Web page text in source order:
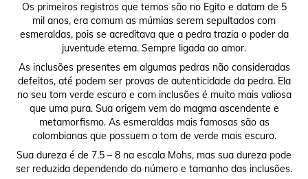
Os primeiros registros que temos são no Egito e datam de 5
mil anos, era comum as múmias serem sepultados com
esmeraldas, pois se acreditava que a pedra trazia o poder da
juventude eterna. Sempre ligada ao amor.
As inclusões presentes em algumas pedras não consideradas
defeitos, até podem ser provas de autenticidade da pedra. Ela
no seu tom verde escuro e com inclusões é muito mais valiosa
que uma pura. Sua origem vem do magma ascendente e
metamorfismo. As esmeraldas mais famosas são as
colombianas que possuem o tom de verde mais escuro.
Sua dureza é de 7.5 – 8 na escala Mohs, mas sua dureza pode
ser reduzida dependendo do número e tamanho das inclusões.